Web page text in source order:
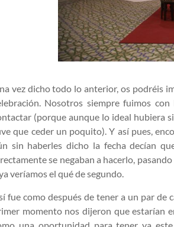
vez dicho todo lo anterior, os podréis
Nosotros siempre fuimos
(porque aunque lo ideal hubiera
que ceder un poquito). Y así pues,
sin haberles dicho la fecha decían
se negaban a hacerlo,
veríamos el qué de segundo.
fue como después de tener a un par de
momento nos dijeron que estarían